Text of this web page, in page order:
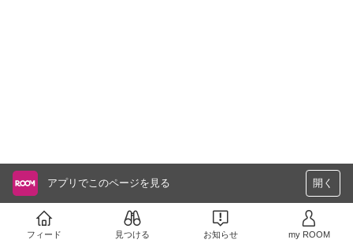
アプリでこのページを見る 開く
フィード 見つける お知らせ my ROOM